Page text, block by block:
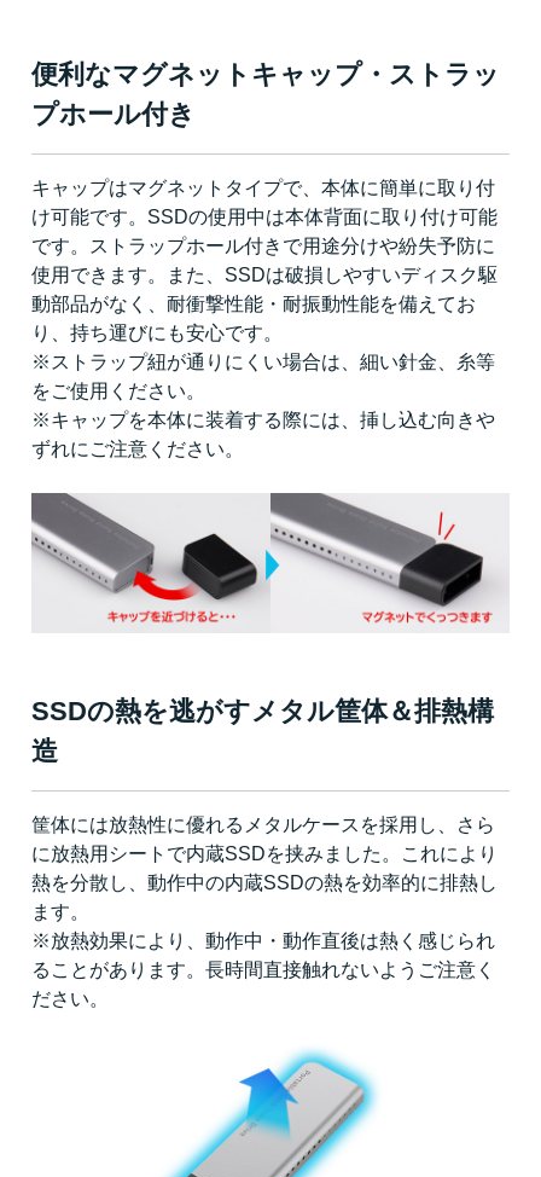
便利なマグネットキャップ・ストラッ
プホール付き
キャップはマグネットタイプで、本体に簡単に取り付
け可能です。SSDの使用中は本体背面に取り付け可能
です。ストラップホール付きで用途分けや紛失予防に
使用できます。また、SSDは破損しやすいディスク駆
動部品がなく、耐衝撃性能・耐振動性能を備えてお
り、持ち運びにも安心です。
※ストラップ紐が通りにくい場合は、細い針金、糸等
をご使用ください。
※キャップを本体に装着する際には、挿し込む向きや
ずれにご注意ください。
SSDの熱を逃がすメタル筐体＆排熱構
造
筐体には放熱性に優れるメタルケースを採用し、さら
に放熱用シートで内蔵SSDを挟みました。これにより
熱を分散し、動作中の内蔵SSDの熱を効率的に排熱し
ます。
※放熱効果により、動作中・動作直後は熱く感じられ
ることがあります。長時間直接触れないようご注意く
ださい。